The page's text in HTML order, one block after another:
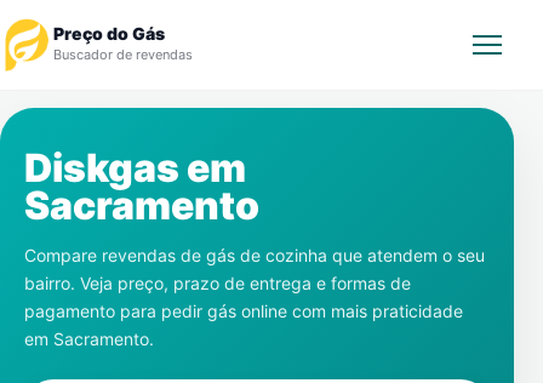
Preço do Gás
Buscador de revendas
Revendedor
Notícias
Cadastre-se
Diskgas em
Sacramento
Compare revendas de gás de cozinha que atendem o seu
bairro. Veja preço, prazo de entrega e formas de
pagamento para pedir gás online com mais praticidade
em Sacramento.